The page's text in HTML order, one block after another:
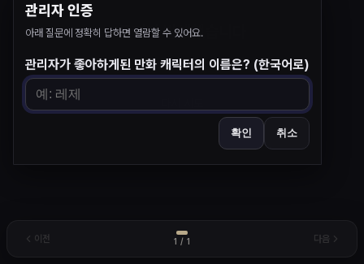
이전 1 / 1 다음
관리자 인증
아래 질문에 정확히 답하면 열람할 수 있어요.
관리자가 좋아하게된 만화 캐릭터의 이름은? (한국어로)
확인 취소
문제가 발생했습니다
Cannot read property 'default' of undefined